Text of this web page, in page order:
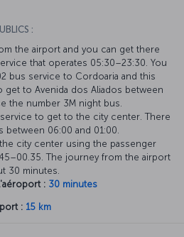
:
the airport and you can get there
that operates 05:30–23:30. You
bus service to Cordoaria and this
get to Avenida dos Aliados between
the number 3M night bus.
to get to the city center. There
between 06:00 and 01:00.
city center using the passenger
The journey from the airport
30 minutes.
: 30 minutes
: 15 km